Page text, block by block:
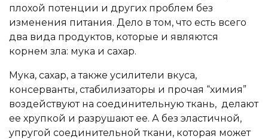
плохой потенции и других проблем без
изменения питания. Дело в том, что есть всего
два вида продуктов, которые и являются
корнем зла: мука и сахар.
Мука, сахар, а также усилители вкуса,
консерванты, стабилизаторы и прочая “химия”
воздействуют на соединительную ткань, делают
ее хрупкой и разрушают ее. А без эластичной,
упругой соединительной ткани, которая может